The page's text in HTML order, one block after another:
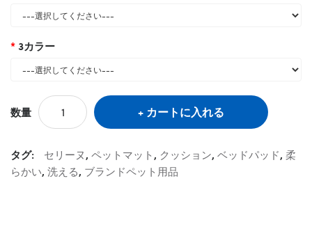
3カラー
数量 カートに入れる
タグ: セリーヌ, ペットマット , クッション, ベッドパッド, 柔
らかい, 洗える, ブランドペット用品